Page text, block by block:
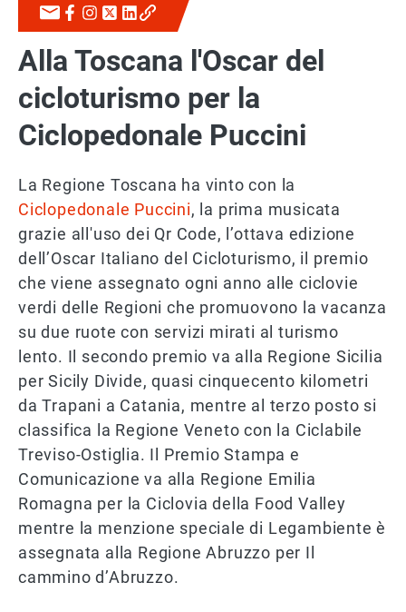
Alla Toscana l'Oscar del
cicloturismo per la
Ciclopedonale Puccini
La Regione Toscana ha vinto con la
Ciclopedonale Puccini, la prima musicata
grazie all'uso dei Qr Code, l’ottava edizione
dell’Oscar Italiano del Cicloturismo, il premio
che viene assegnato ogni anno alle ciclovie
verdi delle Regioni che promuovono la vacanza
su due ruote con servizi mirati al turismo
lento. Il secondo premio va alla Regione Sicilia
per Sicily Divide, quasi cinquecento kilometri
da Trapani a Catania, mentre al terzo posto si
classifica la Regione Veneto con la Ciclabile
Treviso-Ostiglia. Il Premio Stampa e
Comunicazione va alla Regione Emilia
Romagna per la Ciclovia della Food Valley
mentre la menzione speciale di Legambiente è
assegnata alla Regione Abruzzo per Il
cammino d’Abruzzo.